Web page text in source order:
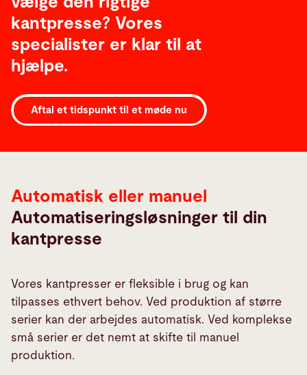
kantpresse? Vores
specialister er klar til at
hjælpe.
Aftal et tidspunkt til et møde nu
Bukkeautomatisering
Automatisk eller manuel
Automatiseringsløsninger til din
kantpresse
Vores kantpresser er fleksible i brug og kan
tilpasses ethvert behov. Ved produktion af større
serier kan der arbejdes automatisk. Ved komplekse
små serier er det nemt at skifte til manuel
produktion.